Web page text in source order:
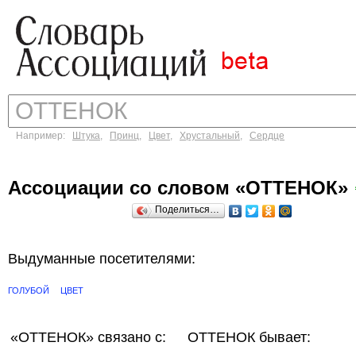
Например: Штука, Принц, Цвет, Хрустальный, Сердце
Ассоциации со словом «ОТТЕНОК»
Поделиться…
Выдуманные посетителями:
ГОЛУБОЙ ЦВЕТ
«ОТТЕНОК» связано с: ОТТЕНОК бывает: